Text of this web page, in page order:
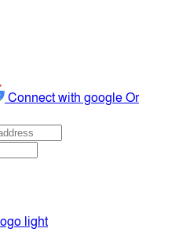
Connect with googleOr